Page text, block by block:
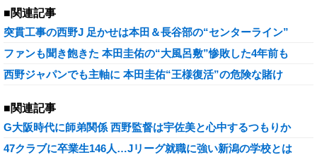
■関連記事
突貫工事の西野J 足かせは本田＆長谷部の“センターライン”
ファンも聞き飽きた 本田圭佑の“大風呂敷”惨敗した4年前も
西野ジャパンでも主軸に 本田圭佑“王様復活”の危険な賭け
■関連記事
G大阪時代に師弟関係 西野監督は宇佐美と心中するつもりか
47クラブに卒業生146人…Jリーグ就職に強い新潟の学校とは